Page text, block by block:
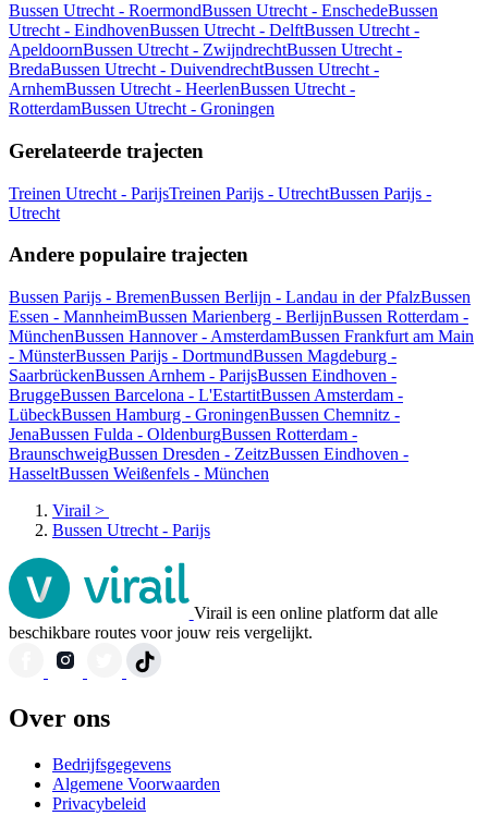
Bussen Utrecht - RoermondBussen Utrecht - EnschedeBussen
Utrecht - EindhovenBussen Utrecht - DelftBussen Utrecht -
ApeldoornBussen Utrecht - ZwijndrechtBussen Utrecht -
BredaBussen Utrecht - DuivendrechtBussen Utrecht -
ArnhemBussen Utrecht - HeerlenBussen Utrecht -
RotterdamBussen Utrecht - Groningen
Gerelateerde trajecten
Treinen Utrecht - ParijsTreinen Parijs - UtrechtBussen Parijs -
Utrecht
Andere populaire trajecten
Bussen Parijs - BremenBussen Berlijn - Landau in der PfalzBussen
Essen - MannheimBussen Marienberg - BerlijnBussen Rotterdam -
MünchenBussen Hannover - AmsterdamBussen Frankfurt am Main
- MünsterBussen Parijs - DortmundBussen Magdeburg -
SaarbrückenBussen Arnhem - ParijsBussen Eindhoven -
BruggeBussen Barcelona - L'EstartitBussen Amsterdam -
LübeckBussen Hamburg - GroningenBussen Chemnitz -
JenaBussen Fulda - OldenburgBussen Rotterdam -
BraunschweigBussen Dresden - ZeitzBussen Eindhoven -
HasseltBussen Weißenfels - München
Virail >
Bussen Utrecht - Parijs
Virail is een online platform dat alle
beschikbare routes voor jouw reis vergelijkt.
Over ons
Bedrijfsgegevens
Algemene Voorwaarden
Privacybeleid